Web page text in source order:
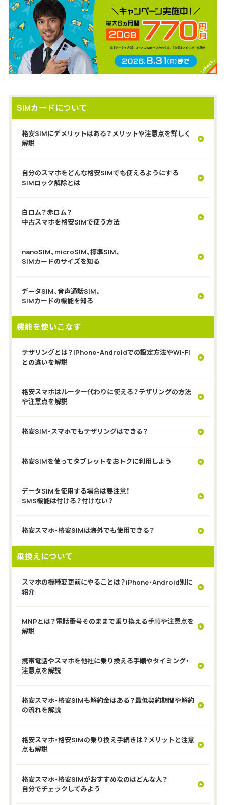
SIMカードについて
格安SIMにデメリットはある？メリットや注意点を詳しく
解説
自分のスマホをどんな格安SIMでも使えるようにする
SIMロック解除とは
白ロム？赤ロム？
中古スマホを格安SIMで使う方法
nanoSIM、microSIM、標準SIM、
SIMカードのサイズを知る
データSIM、音声通話SIM、
SIMカードの機能を知る
機能を使いこなす
テザリングとは？iPhone・Androidでの設定方法やWi-Fi
との違いを解説
格安スマホはルーター代わりに使える？テザリングの方法
や注意点を解説
格安SIM・スマホでもテザリングはできる？
格安SIMを使ってタブレットをおトクに利用しよう
データSIMを使用する場合は要注意！
SMS機能は付ける？付けない？
格安スマホ・格安SIMは海外でも使用できる？
乗換えについて
スマホの機種変更前にやることは？iPhone・Android別に
紹介
MNPとは？電話番号そのままで乗り換える手順や注意点を
解説
携帯電話やスマホを他社に乗り換える手順やタイミング・
注意点を解説
格安スマホ・格安SIMも解約金はある？最低契約期間や解約
の流れを解説
格安スマホ・格安SIMの乗り換え手続きは？メリットと注意
点も解説
格安スマホ・格安SIMがおすすめなのはどんな人？
自分でチェックしてみよう